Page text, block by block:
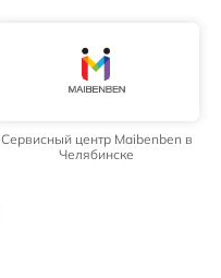
Сервисный центр Maibenben в
Челябинске